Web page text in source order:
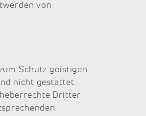
von
Schutz geistigen
nicht gestattet.
Dritter